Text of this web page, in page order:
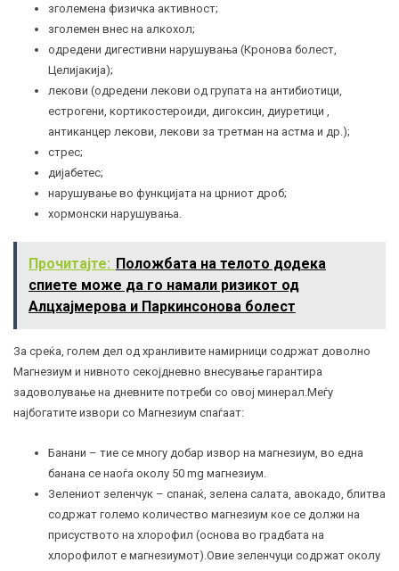
зголемена физичка активност;
зголемен внес на алкохол;
одредени дигестивни нарушувања (Кронова болест,
Целијакија);
лекови (одредени лекови од групата на антибиотици,
естрогени, кортикостероиди, дигоксин, диуретици ,
антиканцер лекови, лекови за третман на астма и др.);
стрес;
дијабетес;
нарушување во функцијата на црниот дроб;
хормонски нарушувања.
Прочитајте: Положбата на телото додека
спиете може да го намали ризикот од
Алцхајмерова и Паркинсонова болест
За среќа, голем дел од хранливите намирници содржат доволно
Магнезиум и нивното секојдневно внесување гарантира
задоволување на дневните потреби со овој минерал.Меѓу
најбогатите извори со Магнезиум спаѓаат:
Банани – тие се многу добар извор на магнезиум, во една
банана се наоѓа околу 50 mg магнезиум.
Зелениот зеленчук – спанаќ, зелена салата, авокадо, блитва
содржат големо количество магнезиум кое се должи на
присуството на хлорофил (основа во градбата на
хлорофилот е магнезиумот).Овие зеленчуци содржат околу